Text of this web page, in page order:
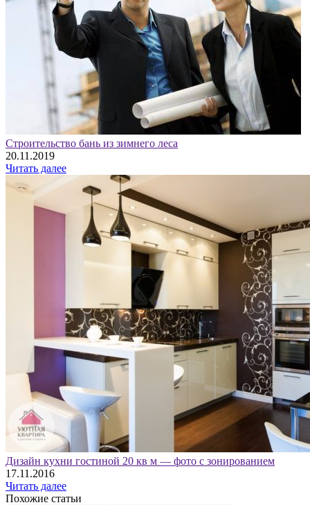
Строительство бань из зимнего леса
20.11.2019
Читать далее
Дизайн кухни гостиной 20 кв м — фото с зонированием
17.11.2016
Читать далее
Похожие статьи